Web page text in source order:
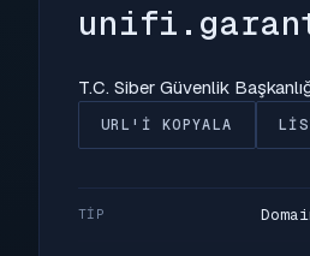
T.C. Siber Güvenlik
URL'I KOPYALA
TIP